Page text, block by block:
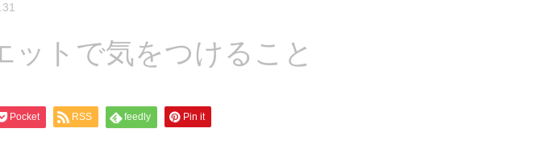
ットで気をつけること
Pocket RSS feedly Pin it